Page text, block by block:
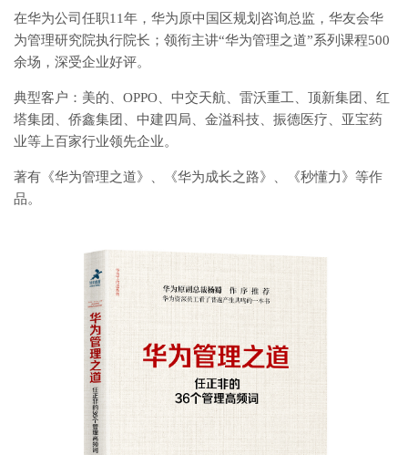
在华为公司任职11年，华为原中国区规划咨询总监，华友会华
为管理研究院执行院长；领衔主讲“华为管理之道”系列课程500
余场，深受企业好评。
典型客户：美的、OPPO、中交天航、雷沃重工、顶新集团、红
塔集团、侨鑫集团、中建四局、金溢科技、振德医疗、亚宝药
业等上百家行业领先企业。
著有《华为管理之道》、《华为成长之路》、《秒懂力》等作
品。